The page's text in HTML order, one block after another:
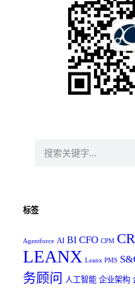
标签
Agentforce AI BI CFO CPM
LEANX Leanx PMS
务顾问 人工智能 企业架构